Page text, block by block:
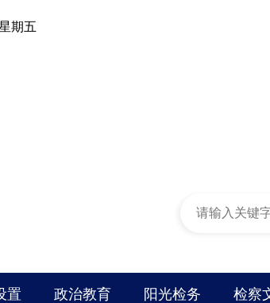
期五
置 政治教育 阳光检务 检察